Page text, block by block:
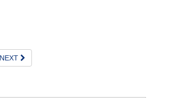
NEXT